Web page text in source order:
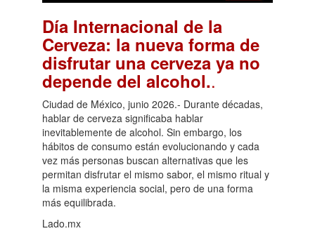
Día Internacional de la
Cerveza: la nueva forma de
disfrutar una cerveza ya no
depende del alcohol..
Ciudad de México, junio 2026.- Durante décadas,
hablar de cerveza significaba hablar
inevitablemente de alcohol. Sin embargo, los
hábitos de consumo están evolucionando y cada
vez más personas buscan alternativas que les
permitan disfrutar el mismo sabor, el mismo ritual y
la misma experiencia social, pero de una forma
más equilibrada.
Lado.mx